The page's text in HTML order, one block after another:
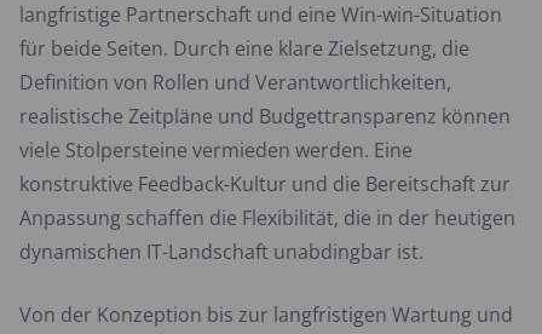
langfristige Partnerschaft und eine Win-win-Situation
für beide Seiten. Durch eine klare Zielsetzung, die
Definition von Rollen und Verantwortlichkeiten,
realistische Zeitpläne und Budgettransparenz können
viele Stolpersteine vermieden werden. Eine
konstruktive Feedback-Kultur und die Bereitschaft zur
Anpassung schaffen die Flexibilität, die in der heutigen
dynamischen IT-Landschaft unabdingbar ist.
Von der Konzeption bis zur langfristigen Wartung und